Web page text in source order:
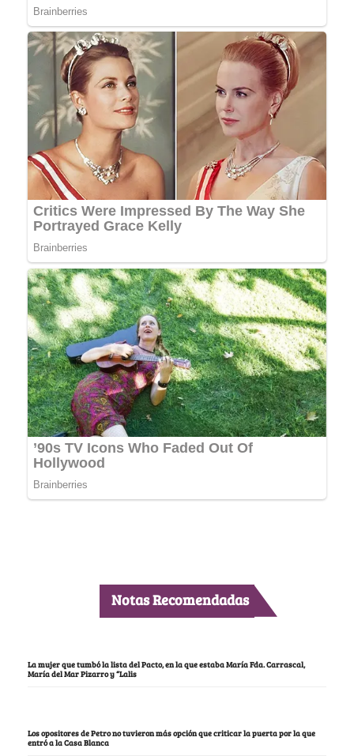
Notas Recomendadas
La mujer que tumbó la lista del Pacto, en la que estaba María Fda. Carrascal,
María del Mar Pizarro y “Lalis
Los opositores de Petro no tuvieron más opción que criticar la puerta por la que
entró a la Casa Blanca